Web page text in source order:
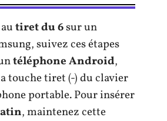
tiret du 6sur un
suivez ces étapes
téléphone Android,
touche tiret (-) du clavier
portable. Pour insérer
, maintenez cette